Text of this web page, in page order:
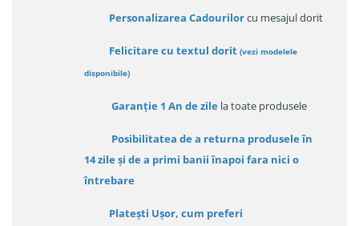
Personalizarea Cadourilorcu mesajul dorit
Felicitare cu textul dorit (vezi modelele
disponibile)
Garanție 1 An de zile la toate produsele
Posibilitatea de a returna produsele în
14 zileși de a primi banii înapoi fara nici o
întrebare
Platești Ușor, cum preferi